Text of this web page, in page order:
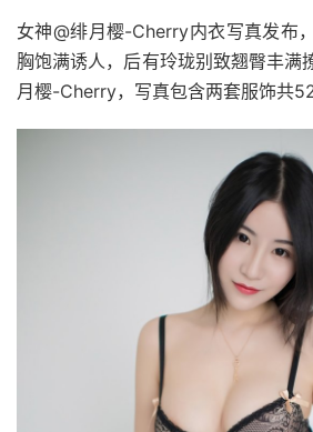
女神@绯月樱-Cherry内衣写真发布
胸饱满诱人，后有玲珑别致翘臀丰满
月樱-Cherry，写真包含两套服饰共